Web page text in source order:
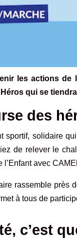
les actions de
qui se
des
sportif, solidaire
de relever le
avec
rassemble près
à tous de
c’est